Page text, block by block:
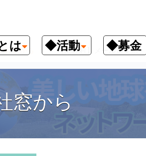
は ◆活動 ◆募金
社窓から 【地球村】メール送受信
窓から